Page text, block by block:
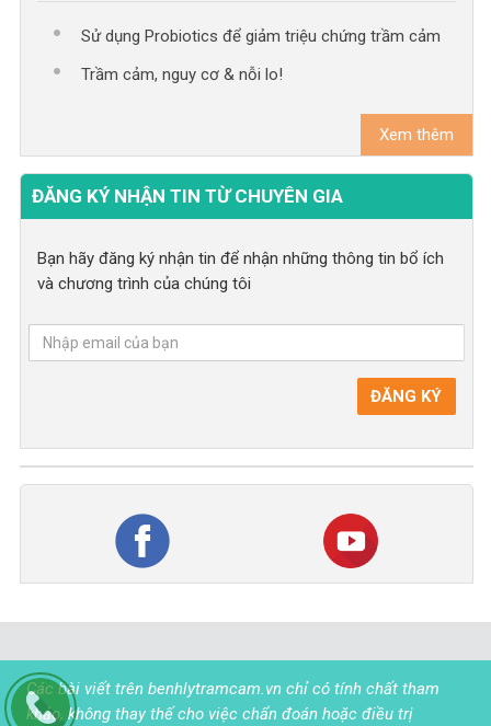
Sử dụng Probiotics để giảm triệu chứng trầm cảm
Trầm cảm, nguy cơ & nỗi lo!
Xem thêm
ĐĂNG KÝ NHẬN TIN TỪ CHUYÊN GIA
Bạn hãy đăng ký nhận tin để nhận những thông tin bổ ích
và chương trình của chúng tôi
Các bài viết trên benhlytramcam.vn chỉ có tính chất tham
khảo, không thay thế cho việc chẩn đoán hoặc điều trị